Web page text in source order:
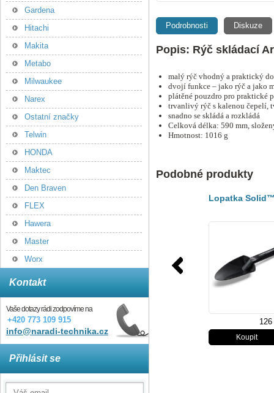
Podrobnosti Diskuze
Popis: Rýč skládací
malý rýč vhodný a praktický
dvojí funkce – jako rýč a jako
plátěné pouzdro pro praktické
trvanlivý rýč s kalenou čepelí,
snadno se skládá a rozkládá
Celková délka: 590 mm,
Hmotnost: 1016 g
Podobné produkty
Lopatka
Gardena
Hitachi
Makita
Metabo
Milwaukee
Narex
Ostatní značky
Telwin
HONDA
Maktec
Den Braven
FLEX
Hawera
Master
Worx
Kontakt
Vaše dotazy rádi zodpovíme na
+420 773 109 915
info@naradi-technika.cz
Přihlásit se